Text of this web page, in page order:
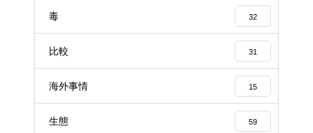
毒 32
比較 31
海外事情 15
生態 59